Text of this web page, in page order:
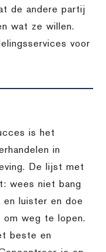
de andere partij
wat ze willen.
voor
is het
in
De lijst met
wees niet bang
luister en doe
om weg te lopen.
beste en